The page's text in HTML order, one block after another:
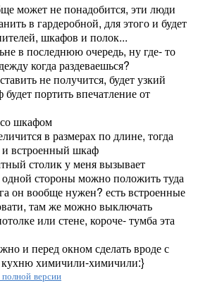
может не понадобится, эти люди
в гардеробной, для этого и будет
шкафов и полок...
в последнюю очередь, ну где- то
когда раздеваешься?
не получится, будет узкий
портить впечатление от
шкафом
в размерах по длине, тогда
и встроенный шкаф
столик у меня вызывает
стороны можно положить туда
он вообще нужен? есть встроенные
там же можно выключать
или стене, короче- тумба эта
и перед окном сделать вроде с
кухню химичили-химичили:}
версии